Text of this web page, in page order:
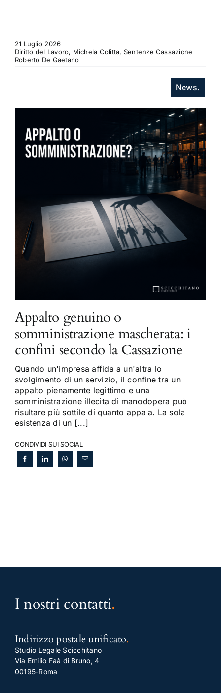
21 Luglio 2026
Diritto del Lavoro, Michela Colitta, Sentenze Cassazione
Roberto De Gaetano
News.
Appalto genuino o
somministrazione mascherata: i
confini secondo la Cassazione
Quando un'impresa affida a un'altra lo
svolgimento di un servizio, il confine tra un
appalto pienamente legittimo e una
somministrazione illecita di manodopera può
risultare più sottile di quanto appaia. La sola
esistenza di un [...]
CONDIVIDI SUI SOCIAL
I nostri contatti.
Indirizzo postale unificato.
Studio Legale Scicchitano
Via Emilio Faà di Bruno, 4
00195-Roma